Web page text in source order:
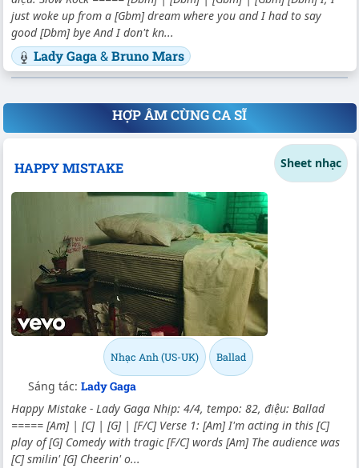
just woke up from a [Gbm] dream where you and I had to say
good [Dbm] bye And I don't kn...
Lady Gaga&Bruno Mars
HỢP ÂM CÙNG CA SĨ
HAPPY MISTAKE Sheet nhạc
Nhạc Anh (US-UK) Ballad
Sáng tác: Lady Gaga
Happy Mistake - Lady Gaga Nhịp: 4/4, tempo: 82, điệu: Ballad
===== [Am] | [C] | [G] | [F/C] Verse 1: [Am] I'm acting in this [C]
play of [G] Comedy with tragic [F/C] words [Am] The audience was
[C] smilin' [G] Cheerin' o...